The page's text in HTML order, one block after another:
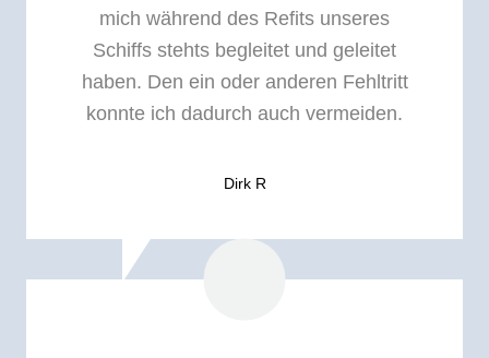
mich während des Refits unseres
Schiffs stehts begleitet und geleitet
haben. Den ein oder anderen Fehltritt
konnte ich dadurch auch vermeiden.
Dirk R